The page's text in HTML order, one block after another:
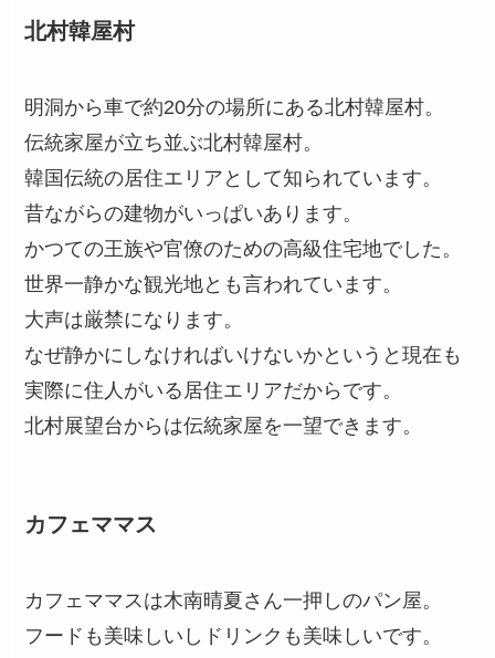
北村韓屋村
明洞から車で約20分の場所にある北村韓屋村。
伝統家屋が立ち並ぶ北村韓屋村。
韓国伝統の居住エリアとして知られています。
昔ながらの建物がいっぱいあります。
かつての王族や官僚のための高級住宅地でした。
世界一静かな観光地とも言われています。
大声は厳禁になります。
なぜ静かにしなければいけないかというと現在も
実際に住人がいる居住エリアだからです。
北村展望台からは伝統家屋を一望できます。
カフェママス
カフェママスは木南晴夏さん一押しのパン屋。
フードも美味しいしドリンクも美味しいです。